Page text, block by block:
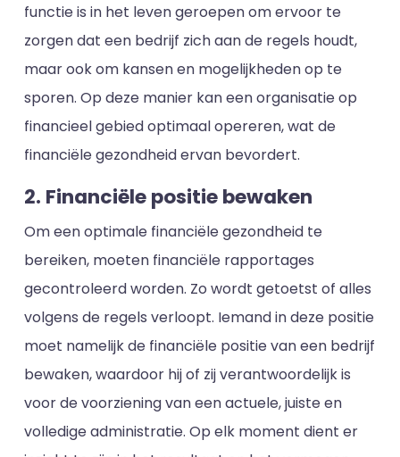
functie is in het leven geroepen om ervoor te
zorgen dat een bedrijf zich aan de regels houdt,
maar ook om kansen en mogelijkheden op te
sporen. Op deze manier kan een organisatie op
financieel gebied optimaal opereren, wat de
financiële gezondheid ervan bevordert.
2. Financiële positie bewaken
Om een optimale financiële gezondheid te
bereiken, moeten financiële rapportages
gecontroleerd worden. Zo wordt getoetst of alles
volgens de regels verloopt. Iemand in deze positie
moet namelijk de financiële positie van een bedrijf
bewaken, waardoor hij of zij verantwoordelijk is
voor de voorziening van een actuele, juiste en
volledige administratie. Op elk moment dient er